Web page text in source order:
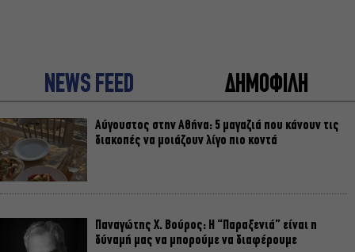
NEWS FEED ΔΗΜΟΦΙΛΗ
Αύγουστος στην Αθήνα: 5 μαγαζιά που κάνουν τις
διακοπές να μοιάζουν λίγο πιο κοντά
Παναγώτης Χ. Βούρος: Η “Παραξενιά” είναι η
δύναμή μας να μπορούμε να διαφέρουμε